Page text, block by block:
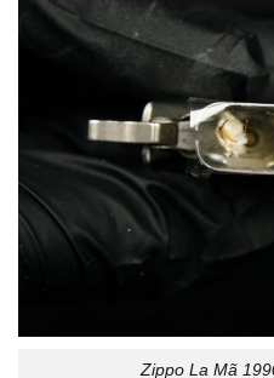
Zippo La Mã